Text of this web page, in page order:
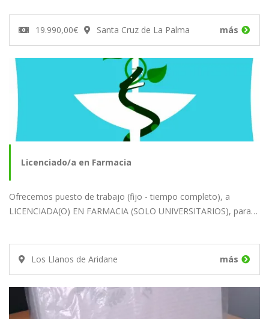
19.990,00€ Santa Cruz de La Palma más
Licenciado/a en Farmacia
Ofrecemos puesto de trabajo (fijo - tiempo completo), a
LICENCIADA(O) EN FARMACIA (SOLO UNIVERSITARIOS), para…
Los Llanos de Aridane más